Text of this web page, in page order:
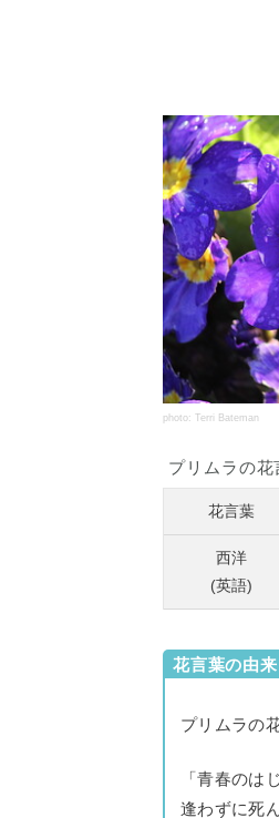
photo: Terri Bateman
プリムラの花
花言葉
西洋
(英語)
花言葉の由来
プリムラの
「青春のは
逢わずに死